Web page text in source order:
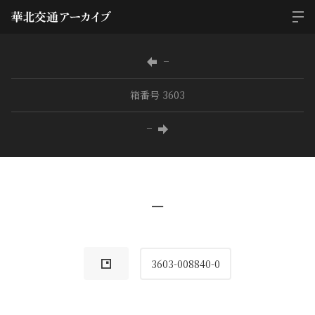
−
箱番号 3603
−
−
3603-008840-0